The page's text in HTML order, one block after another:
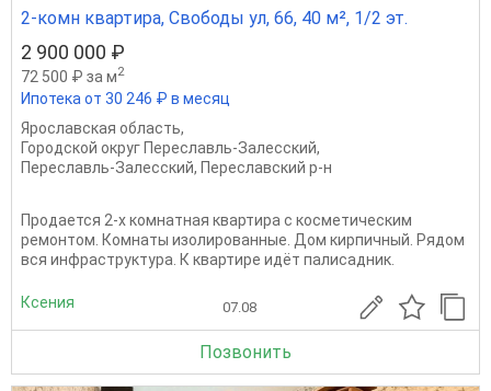
2-комн квартира, Свободы ул, 66, 40 м², 1/2 эт.
2 900 000 ₽
72 500 ₽ за м2
Ипотека от 30 246 ₽ в месяц
Ярославская область,
Городской округ Переславль-Залесский,
Переславль-Залесский, Переславский р-н
Продается 2-х комнатная квартира с косметическим
ремонтом. Комнаты изолированные. Дом кирпичный. Рядом
вся инфраструктура. К квартире идёт палисадник.
Ксения 07.08
Позвонить